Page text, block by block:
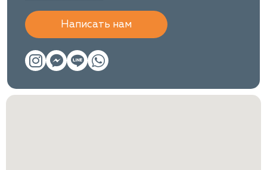
Написать нам